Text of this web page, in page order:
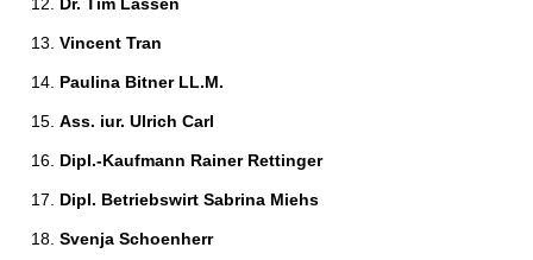
Vincent Tran
Paulina Bitner LL.M.
Ass. iur. Ulrich Carl
Dipl.-Kaufmann Rainer Rettinger
Dipl. Betriebswirt Sabrina Miehs
Svenja Schoenherr